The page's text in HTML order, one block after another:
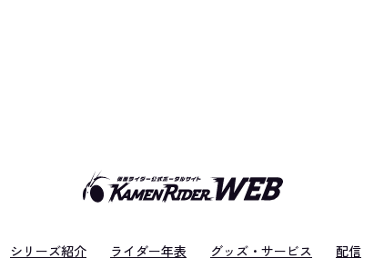
シリーズ紹介 ライダー年表 グッズ・サービス 配信